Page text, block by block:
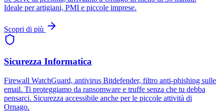
Ideale per artigiani, PMI e piccole imprese.
Scopri di più
Sicurezza Informatica
Firewall WatchGuard, antivirus Bitdefender, filtro anti-phishing sulle
email. Ti proteggiamo da ransomware e truffe senza che tu debba
pensarci. Sicurezza accessibile anche per le piccole attività di
Ornago.